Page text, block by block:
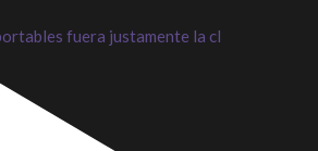
fuera justamente la cl